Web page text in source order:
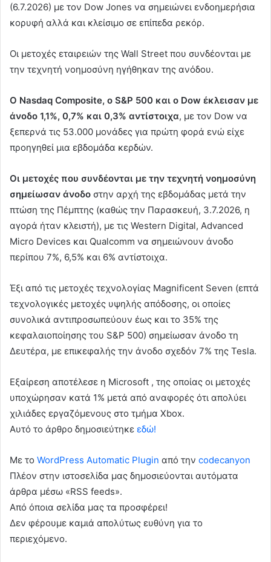
(6.7.2026) με τον Dow Jones να σημειώνει ενδοημερήσια
κορυφή αλλά και κλείσιμο σε επίπεδα ρεκόρ.
Οι μετοχές εταιρειών της Wall Street που συνδέονται με
την τεχνητή νοημοσύνη ηγήθηκαν της ανόδου.
Ο Nasdaq Composite, ο S&P 500 και ο Dow έκλεισαν με
άνοδο 1,1%, 0,7% και 0,3% αντίστοιχα, με τον Dow να
ξεπερνά τις 53.000 μονάδες για πρώτη φορά ενώ είχε
προηγηθεί μια εβδομάδα κερδών.
Οι μετοχές που συνδέονται με την τεχνητή νοημοσύνη
σημείωσαν άνοδο στην αρχή της εβδομάδας μετά την
πτώση της Πέμπτης (καθώς την Παρασκευή, 3.7.2026, η
αγορά ήταν κλειστή), με τις Western Digital, Advanced
Micro Devices και Qualcomm να σημειώνουν άνοδο
περίπου 7%, 6,5% και 6% αντίστοιχα.
Έξι από τις μετοχές τεχνολογίας Magnificent Seven (επτά
τεχνολογικές μετοχές υψηλής απόδοσης, οι οποίες
συνολικά αντιπροσωπεύουν έως και το 35% της
κεφαλαιοποίησης του S&P 500) σημείωσαν άνοδο τη
Δευτέρα, με επικεφαλής την άνοδο σχεδόν 7% της Tesla.
Εξαίρεση αποτέλεσε η Microsoft , της οποίας οι μετοχές
υποχώρησαν κατά 1% μετά από αναφορές ότι απολύει
χιλιάδες εργαζόμενους στο τμήμα Xbox.
Αυτό το άρθρο δημοσιεύτηκε εδώ!
Με το WordPress Automatic Plugin από την codecanyon
Πλέον στην ιστοσελίδα μας δημοσιεύονται αυτόματα
άρθρα μέσω «RSS feeds».
Από όποια σελίδα μας τα προσφέρει!
Δεν φέρουμε καμιά απολύτως ευθύνη για το
περιεχόμενο.